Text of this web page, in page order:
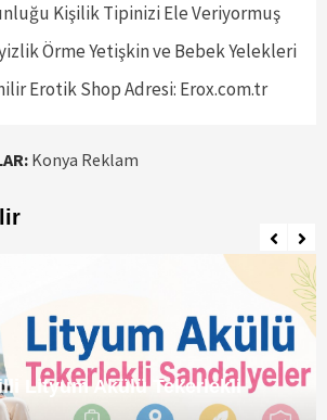
Kişilik Tipinizi Ele Veriyormuş
Örme Yetişkin ve Bebek Yelekleri
Erotik Shop Adresi: Erox.com.tr
Konya Reklam
Lityum Akülü Tekerlekli